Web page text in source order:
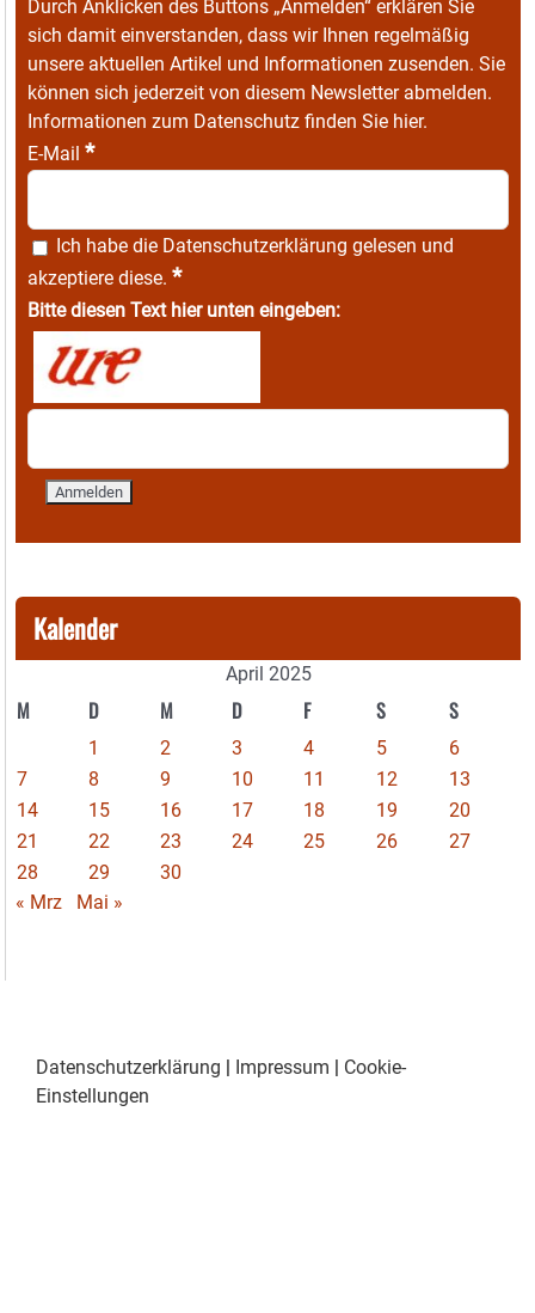
Durch Anklicken des Buttons „Anmelden“ erklären Sie
sich damit einverstanden, dass wir Ihnen regelmäßig
unsere aktuellen Artikel und Informationen zusenden. Sie
können sich jederzeit von diesem Newsletter abmelden.
Informationen zum Datenschutz finden Sie hier.
E-Mail *
Ich habe die Datenschutzerklärung gelesen und
akzeptiere diese. *
Bitte diesen Text hier unten eingeben:
Kalender
April 2025
M D M D F S S
1 2 3 4 5
6
7
8 9 10 11 12
13
14
15 16 17 18 19
20
21
22 23 24 25 26
27
28
29
30
« Mrz
Mai »
Datenschutzerklärung Impressum
Cookie-
Einstellungen